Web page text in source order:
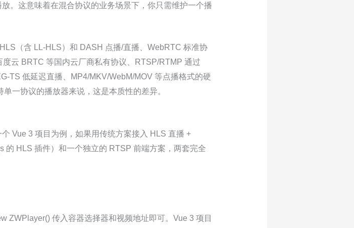
。这意味着在混合协议的业务场景下，你只需维护一个播
（含 LL-HLS）和 DASH 点播/直播、WebRTC 标准协
云 BRTC 等国内云厂商私有协议、RTSP/RTMP 通过
TS 低延迟直播、MP4/MKV/WebM/MOV 等点播格式的硬
一协议的播放器来说，这是本质性的差异。
Vue 3 项目为例，如果用传统方案接入 HLS 直播 +
的 HLS 插件）和一个独立的 RTSP 前端方案，两套完全
传入容器选择器和视频地址即可。Vue 3 项目